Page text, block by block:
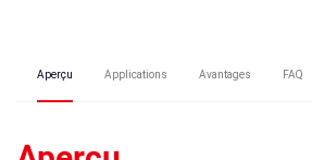
Aperçu Applications Avantages FAQ